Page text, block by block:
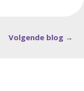
Volgende blog→